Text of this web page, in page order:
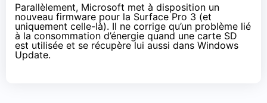
Parallèlement, Microsoft met à disposition un
nouveau firmware pour la Surface Pro 3 (et
uniquement celle-là). Il ne corrige qu’un problème lié
à la consommation d’énergie quand une carte SD
est utilisée et se récupère lui aussi dans Windows
Update.